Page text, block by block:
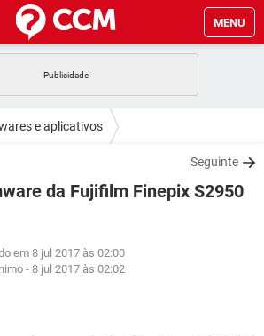
MENU
FACEBOOK
GMAIL
WHATSAPP
WHATSAPP
EXCEL
FACEBOOK
e aplicativos
Seguinte
da Fujifilm Finepix S2950
em 8 jul 2017 às 02:00
-8 jul 2017 às 02:02